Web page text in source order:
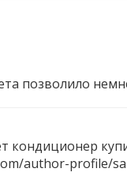
позволило
кондиционер
author-profile/